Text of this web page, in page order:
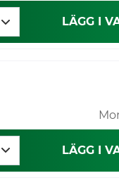
LÄGG I
LÄGG I